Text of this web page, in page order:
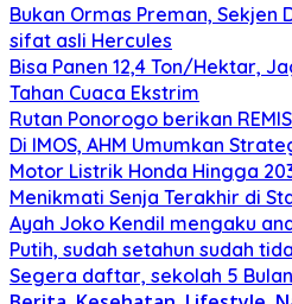
Bukan Ormas Preman, Sekjen
sifat asli Hercules
Bisa Panen 12,4 Ton/Hektar,
Tahan Cuaca Ekstrim
Rutan Ponorogo berikan
Di IMOS, AHM Umumkan
Motor Listrik Honda Hingga
Menikmati Senja Terakhir di
Ayah Joko Kendil mengaku
Putih, sudah setahun sudah
Segera daftar, sekolah 5